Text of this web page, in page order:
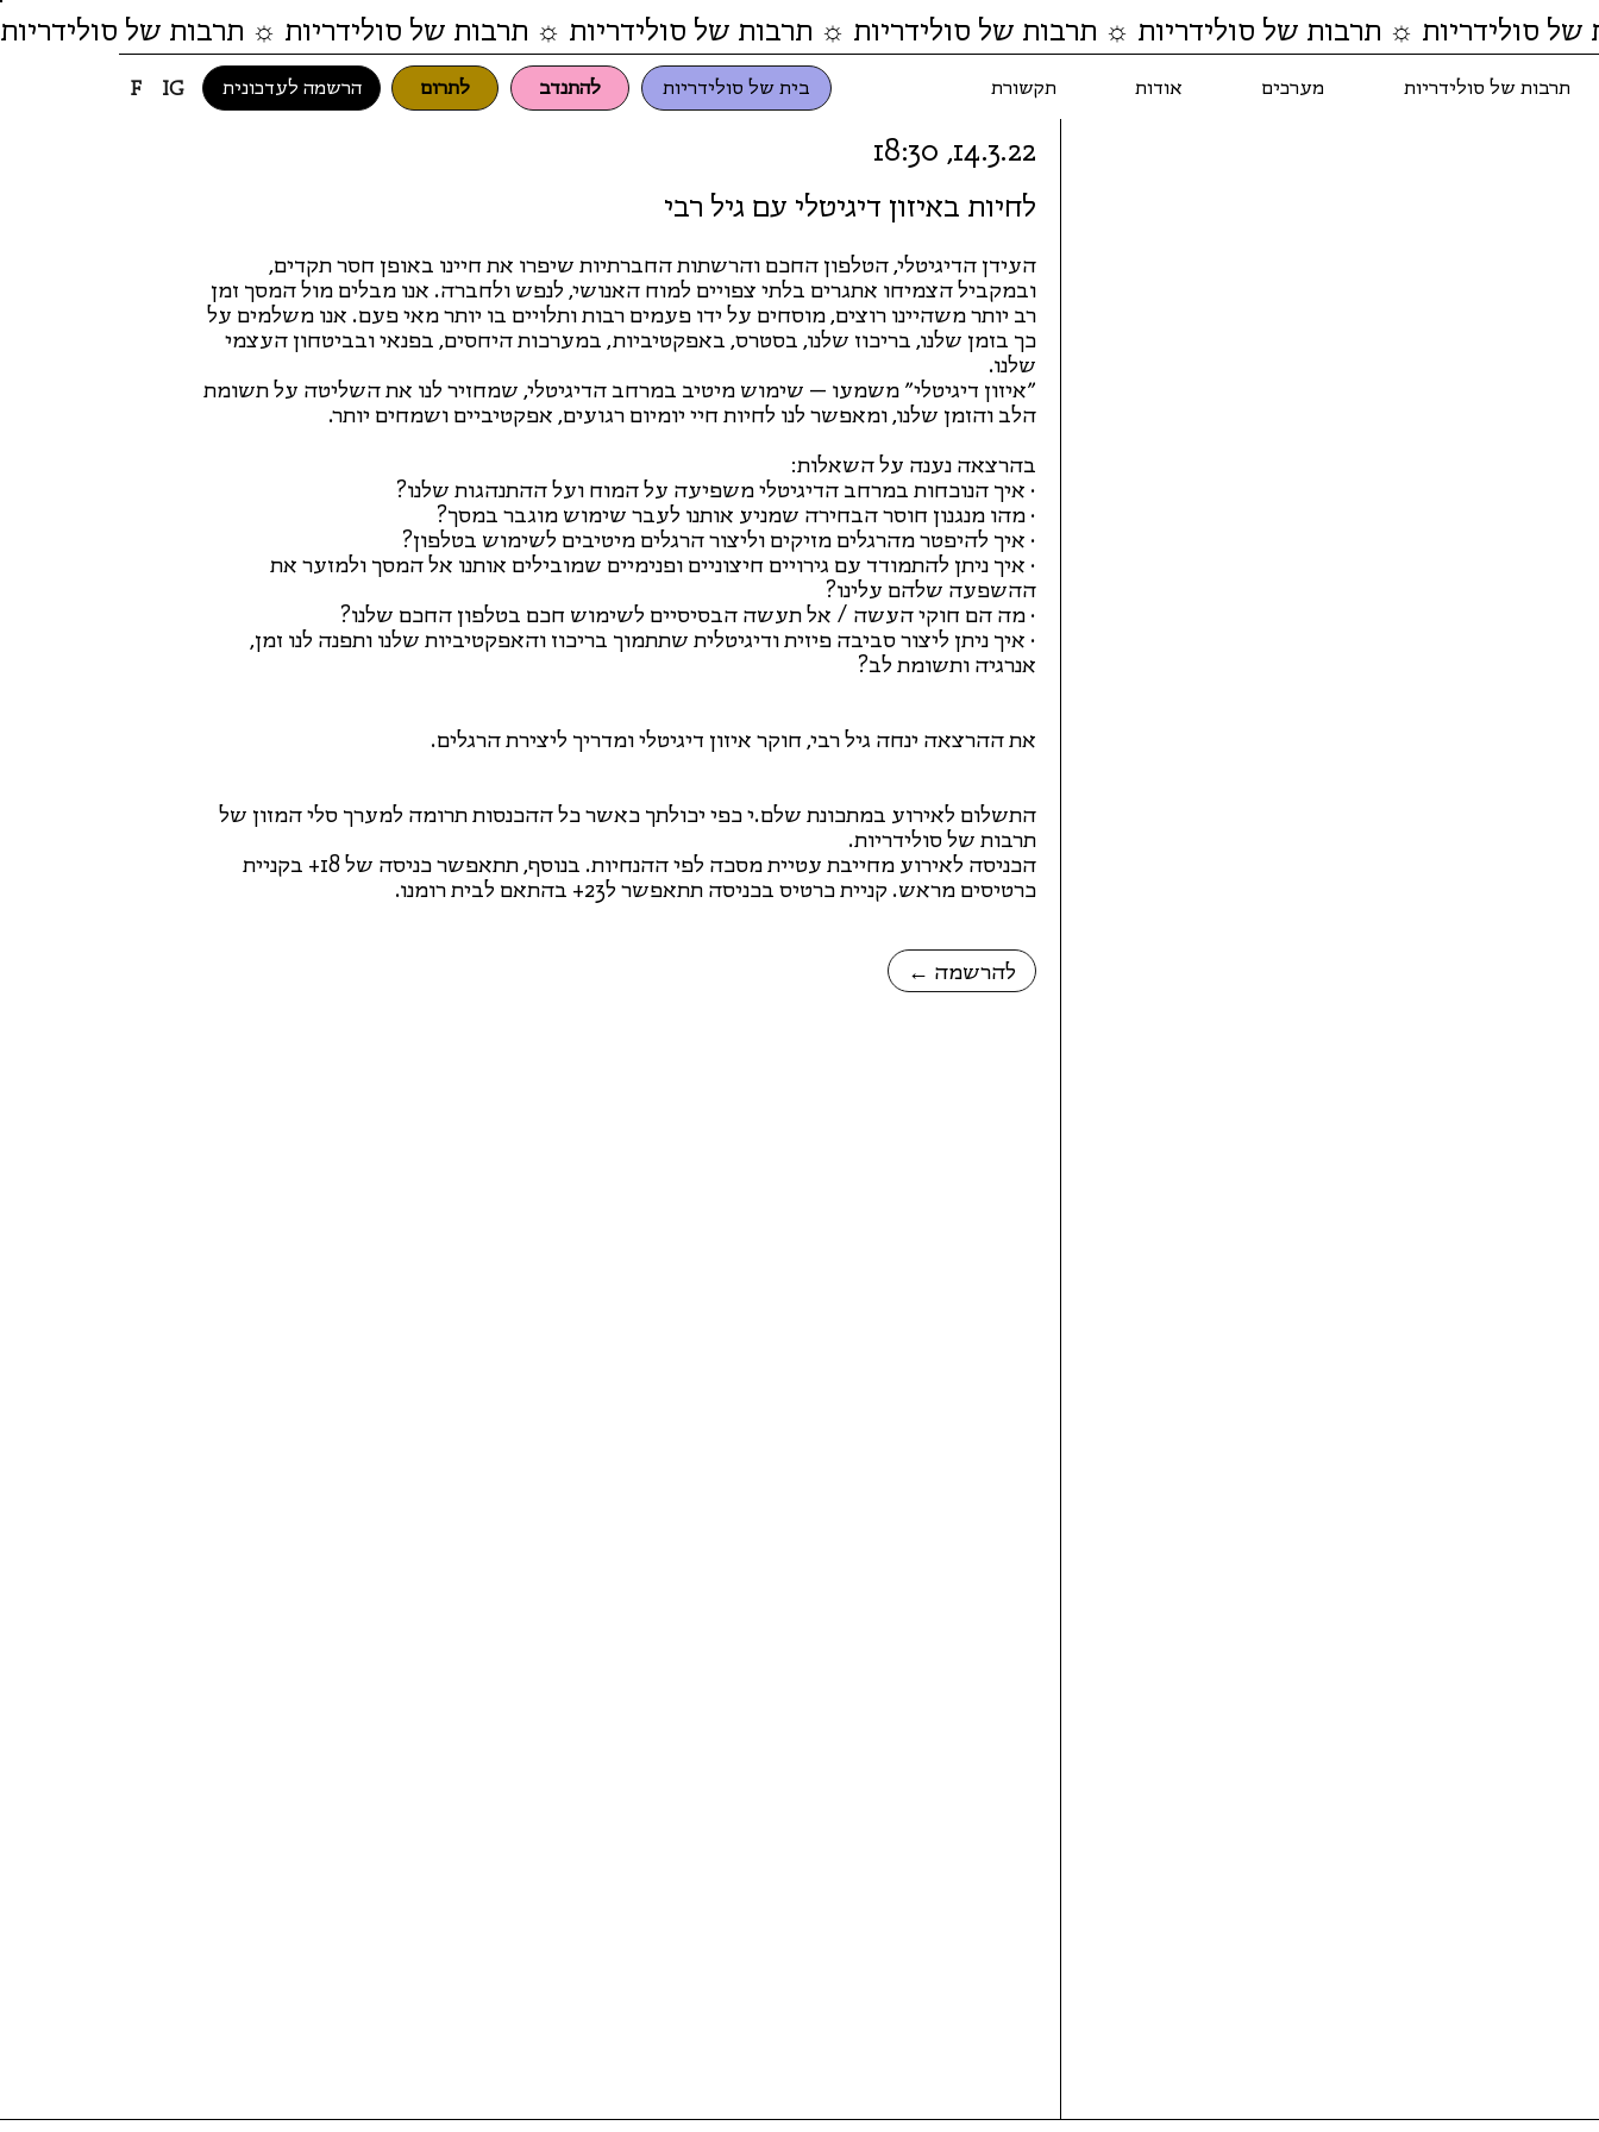
בית של סולידריות להתנדב לתרום תרבות של סולידריות מערכים אודות תקשורת F IG הרשמה לעדכונית
סולידריות ☼ תרבות של סולידריות ☼ תרבות של סולידריות ☼ תרבות של סולידריות ☼ תרבות של סולידריות ☼ תרבות של סולידריות
לחיות באיזון דיגיטלי עם גיל רבי
העידן הדיגיטלי, הטלפון החכם והרשתות החברתיות שיפרו את חיינו באופן חסר תקדים,
ובמקביל הצמיחו אתגרים בלתי צפויים למוח האנושי, לנפש ולחברה. אנו מבלים מול המסך זמן
רב יותר משהיינו רוצים, מוסחים על ידו פעמים רבות ותלויים בו יותר מאי פעם. אנו משלמים על
כך בזמן שלנו, בריכוז שלנו, בסטרס, באפקטיביות, במערכות היחסים, בפנאי ובביטחון העצמי
שלנו.
״איזון דיגיטלי״ משמעו – שימוש מיטיב במרחב הדיגיטלי, שמחזיר לנו את השליטה על תשומת
הלב והזמן שלנו, ומאפשר לנו לחיות חיי יומיום רגועים, אפקטיביים ושמחים יותר.
בהרצאה נענה על השאלות:
· איך הנוכחות במרחב הדיגיטלי משפיעה על המוח ועל ההתנהגות שלנו?
· מהו מנגנון חוסר הבחירה שמניע אותנו לעבר שימוש מוגבר במסך?
· איך להיפטר מהרגלים מזיקים וליצור הרגלים מיטיבים לשימוש בטלפון?
· איך ניתן להתמודד עם גירויים חיצוניים ופנימיים שמובילים אותנו אל המסך ולמזער את
ההשפעה שלהם עלינו?
· מה הם חוקי העשה / אל תעשה הבסיסיים לשימוש חכם בטלפון החכם שלנו?
· איך ניתן ליצור סביבה פיזית ודיגיטלית שתתמוך בריכוז והאפקטיביות שלנו ותפנה לנו זמן,
אנרגיה ותשומת לב?
את ההרצאה ינחה גיל רבי, חוקר איזון דיגיטלי ומדריך ליצירת הרגלים.
התשלום לאירוע במתכונת שלם.י כפי יכולתך כאשר כל ההכנסות תרומה למערך סלי המזון של
תרבות של סולידריות.
הכניסה לאירוע מחייבת עטיית מסכה לפי ההנחיות. בנוסף, תתאפשר כניסה של 18+ בקניית
כרטיסים מראש. קניית כרטיס בכניסה תתאפשר ל23+ בהתאם לבית רומנו.
← להרשמה
14.3.22, 18:30